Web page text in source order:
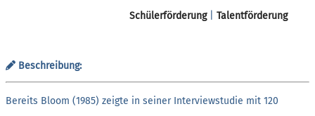
Schülerförderung| Talentförderung
Beschreibung:
Bereits Bloom (1985) zeigte in seiner Interviewstudie mit 120